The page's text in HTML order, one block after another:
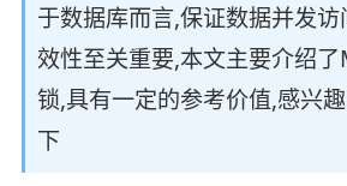
于数据库而言,保证数据并发
效性至关重要,本文主要介绍了
锁,具有一定的参考价值,感兴
下